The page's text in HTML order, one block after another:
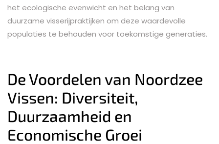
het ecologische evenwicht en het belang van
duurzame visserijpraktijken om deze waardevolle
populaties te behouden voor toekomstige generaties.
De Voordelen van Noordzee
Vissen: Diversiteit,
Duurzaamheid en
Economische Groei